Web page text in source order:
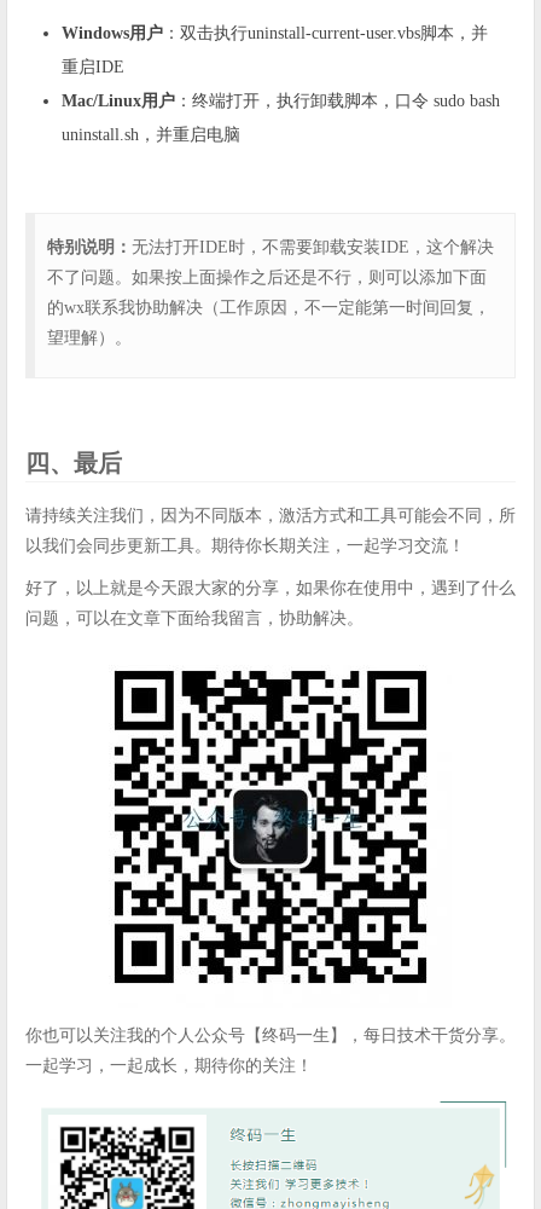
Windows用户 ：双击执行uninstall-current-user.vbs脚本，并
重启IDE
Mac/Linux用户 ：终端打开，执行卸载脚本，口令 sudo bash
uninstall.sh，并重启电脑
特别说明： 无法打开IDE时，不需要卸载安装IDE，这个解决
不了问题。如果按上面操作之后还是不行，则可以添加下面
的wx联系我协助解决（工作原因，不一定能第一时间回复，
望理解）。
四、最后
请持续关注我们，因为不同版本，激活方式和工具可能会不同，所
以我们会同步更新工具。期待你长期关注，一起学习交流！
好了，以上就是今天跟大家的分享，如果你在使用中，遇到了什么
问题，可以在文章下面给我留言，协助解决。
你也可以关注我的个人公众号【终码一生】，每日技术干货分享。
一起学习，一起成长，期待你的关注！